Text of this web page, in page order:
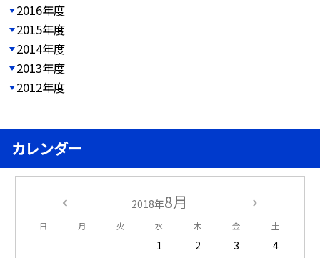
2016年度
2015年度
2014年度
2013年度
2012年度
カレンダー
2018年8月
日 月 火 水 木 金 土
1 2 3
4